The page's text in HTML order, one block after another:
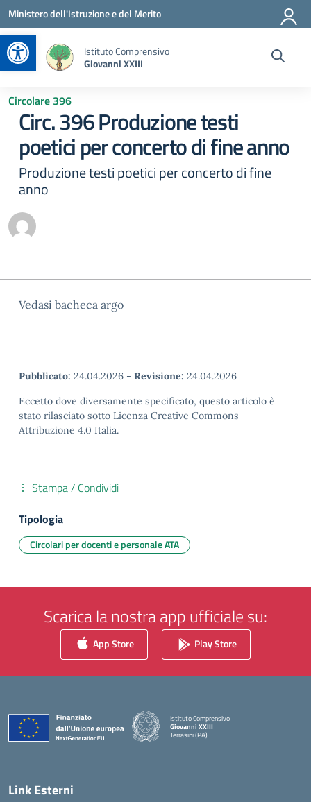
Apri la barra degli strumenti
Vai ai contenuti
Vai al menu di navigazione
Vai al footer
Ministero dell'Istruzione e del Merito
Istituto Comprensivo
Giovanni XXIII
Circolare 396
Circ. 396 Produzione testi
poetici per concerto di fine anno
Produzione testi poetici per concerto di fine
anno
Vedasi bacheca argo
Pubblicato: 24.04.2026 - Revisione: 24.04.2026
Eccetto dove diversamente specificato, questo articolo è
stato rilasciato sotto Licenza Creative Commons
Attribuzione 4.0 Italia.
Stampa / Condividi
Tipologia
Circolari per docenti e personale ATA
Scarica la nostra app ufficiale su:
App Store Play Store
Istituto Comprensivo
Giovanni XXIII
Terrasini (PA)
Link Esterni